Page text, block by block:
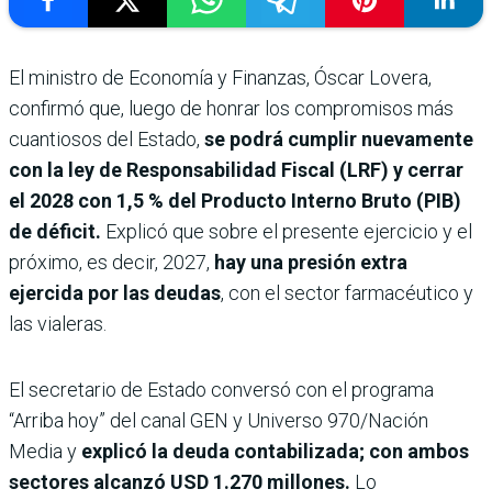
El ministro de Economía y Finanzas, Óscar Lovera,
confirmó que, luego de honrar los compromisos más
cuantiosos del Estado, se podrá cumplir nuevamente
con la ley de Responsabilidad Fiscal (LRF) y cerrar
el 2028 con 1,5 % del Producto Interno Bruto (PIB)
de déficit. Explicó que sobre el presente ejercicio y el
próximo, es decir, 2027, hay una presión extra
ejercida por las deudas, con el sector farmacéutico y
las vialeras.
El secretario de Estado conversó con el programa
“Arriba hoy” del canal GEN y Universo 970/Nación
Media y explicó la deuda contabilizada; con ambos
sectores alcanzó USD 1.270 millones. Lo